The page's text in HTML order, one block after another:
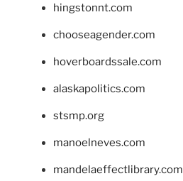
hingstonnt.com
chooseagender.com
hoverboardssale.com
alaskapolitics.com
stsmp.org
manoelneves.com
mandelaeffectlibrary.com